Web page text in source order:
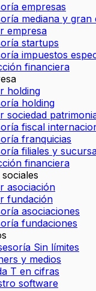
empresas
mediana y gran
empresa
startups
impuestos
financiera
holding
holding
sociedad
fiscal
franquicias
filiales y
financiera
asociación
fundación
asociaciones
fundaciones
Sin límites
y medios
T en cifras
software